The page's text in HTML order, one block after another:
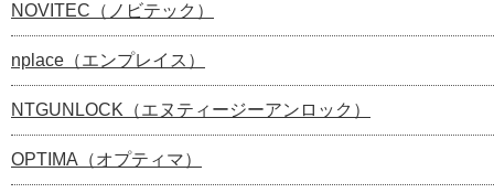
NOVITEC（ノビテック）
nplace（エンプレイス）
NTGUNLOCK（エヌティージーアンロック）
OPTIMA（オプティマ）